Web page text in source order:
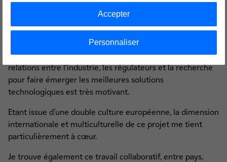
partenaires qui ont des cultures et des visions très
différentes. La persévérance et l’implication de toute
l’équipe est de mise, comme au rugby que je pratique
assidument…Cela étant, contribuer à développer les
relations entre l’industrie, les régulateurs et la recherche
pour faire émerger les meilleures solutions
technologiques est très motivant.
Etant issue d’une double culture européenne, la dimension
internationale et multiculturelle de ce projet me tient
particulièrement à cœur.
Je trouve également ce travail collaboratif, entre pays,
Personnaliser
Accepter